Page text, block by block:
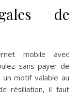
de
mobile avec
sans payer de
un motif valable au
résiliation, il faut